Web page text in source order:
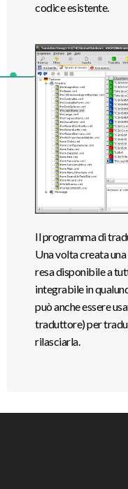
codice esistente.
Il programma di
Una volta creata
resa disponibile a
integrabile in
può anche essere
traduttore) per
rilasciarla.